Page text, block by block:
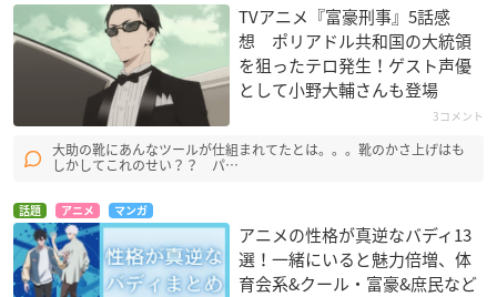
TVアニメ『富豪刑事』5話感
想 ポリアドル共和国の大統領
を狙ったテロ発生！ゲスト声優
として小野大輔さんも登場
3コメント
大助の靴にあんなツールが仕組まれてたとは。。。靴のかさ上げはも
しかしてこれのせい？？ パ…
話題 アニメ マンガ
アニメの性格が真逆なバディ13
選！一緒にいると魅力倍増、体
育会系&クール・富豪&庶民など